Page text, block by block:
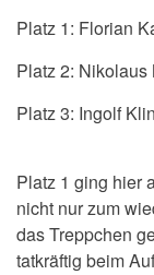
Platz 1: Florian
Platz 2: Nikolaus
Platz 3: Ingolf
Platz 1 ging hier
nicht nur zum
das Treppchen
tatkräftig beim